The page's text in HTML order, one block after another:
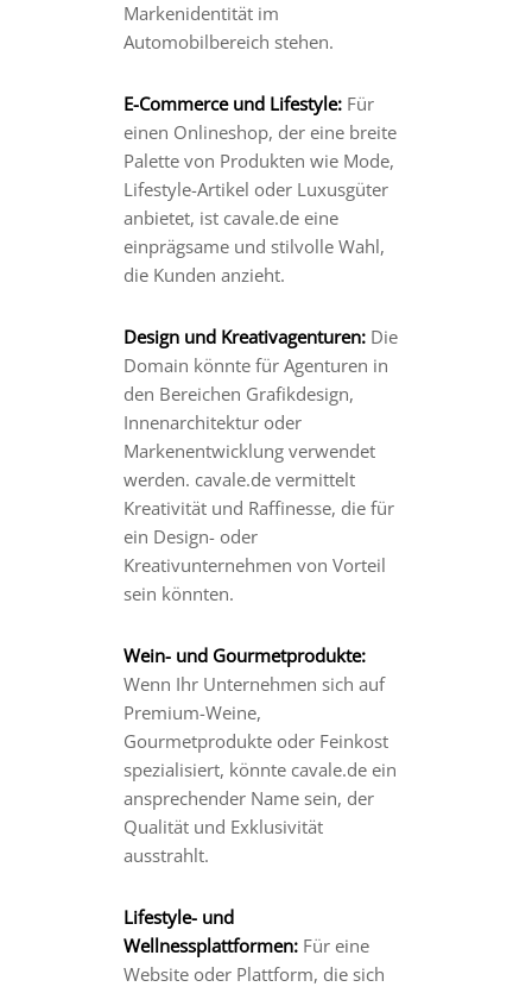
Markenidentität im
Automobilbereich stehen.
E-Commerce und Lifestyle: Für
einen Onlineshop, der eine breite
Palette von Produkten wie Mode,
Lifestyle-Artikel oder Luxusgüter
anbietet, ist cavale.de eine
einprägsame und stilvolle Wahl,
die Kunden anzieht.
Design und Kreativagenturen: Die
Domain könnte für Agenturen in
den Bereichen Grafikdesign,
Innenarchitektur oder
Markenentwicklung verwendet
werden. cavale.de vermittelt
Kreativität und Raffinesse, die für
ein Design- oder
Kreativunternehmen von Vorteil
sein könnten.
Wein- und Gourmetprodukte:
Wenn Ihr Unternehmen sich auf
Premium-Weine,
Gourmetprodukte oder Feinkost
spezialisiert, könnte cavale.de ein
ansprechender Name sein, der
Qualität und Exklusivität
ausstrahlt.
Lifestyle- und
Wellnessplattformen: Für eine
Website oder Plattform, die sich